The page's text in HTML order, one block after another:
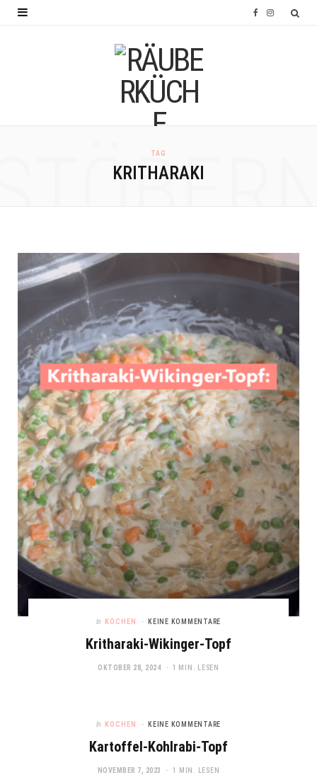
I
TAG
KRITHARAKI
In KOCHEN KEINE KOMMENTARE
Kritharaki-Wikinger-Topf
OKTOBER 28, 2024 1 MIN. LESEN
In KOCHEN KEINE KOMMENTARE
Kartoffel-Kohlrabi-Topf
NOVEMBER 7, 2023 1 MIN. LESEN